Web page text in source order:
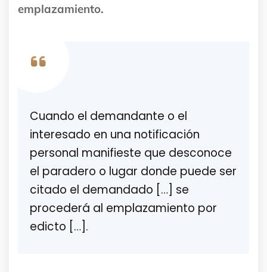
emplazamiento.
Cuando el demandante o el
interesado en una notificación
personal manifieste que desconoce
el paradero o lugar donde puede ser
citado el demandado […] se
procederá al emplazamiento por
edicto […].